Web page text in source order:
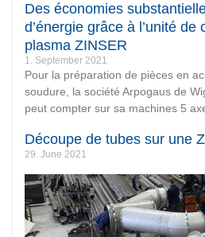
Des économies
d’énergie grâce à l’unité de
plasma ZINSER
1. September 2021
Pour la préparation de pièces en
soudure, la société Arpogaus de
peut compter sur sa machines 5
Découpe de tubes sur une
29. June 2021